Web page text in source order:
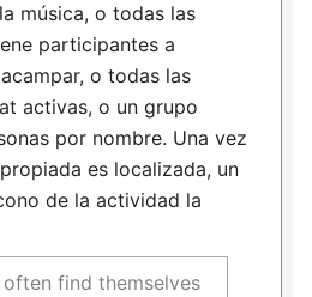
música, o todas las
participantes a
o todas las
activas, o un grupo
por nombre. Una vez
es localizada, un
de la actividad la
find themselves